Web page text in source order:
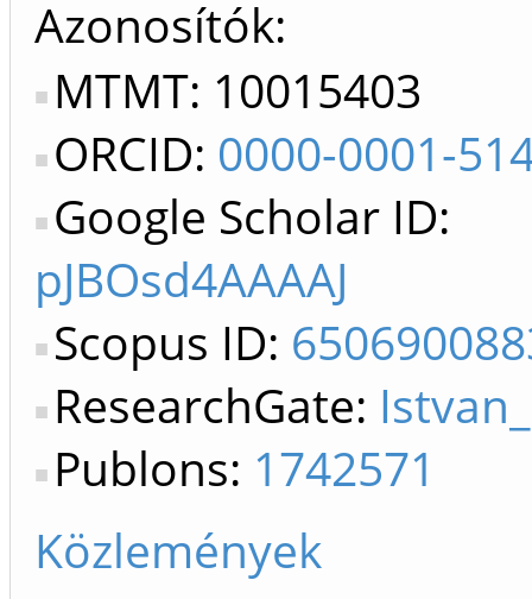
Azonosítók
MTMT: 10015403
ORCID: 0000-0001-
Google Scholar ID:
pJBOsd4AAAAJ
Scopus ID:
ResearchGate:
Publons: 1742571
Közlemények